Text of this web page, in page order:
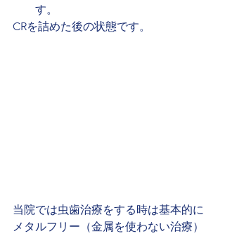
す。
CRを詰めた後の状態です。
当院では虫歯治療をする時は基本的に
メタルフリー（金属を使わない治療）